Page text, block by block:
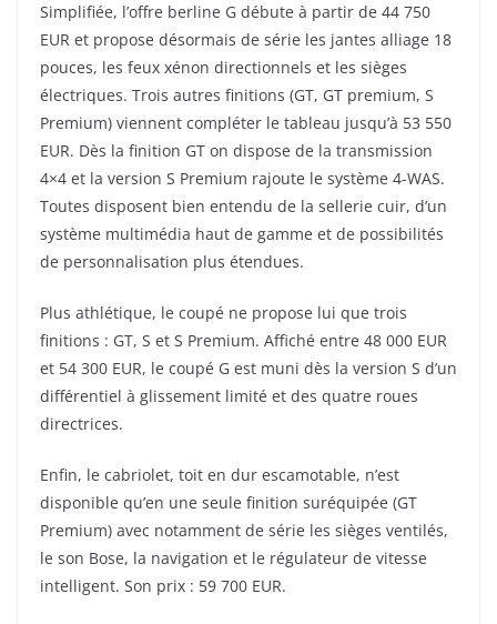
Simplifiée, l’offre berline G débute à partir de 44 750
EUR et propose désormais de série les jantes alliage 18
pouces, les feux xénon directionnels et les sièges
électriques. Trois autres finitions (GT, GT premium, S
Premium) viennent compléter le tableau jusqu’à 53 550
EUR. Dès la finition GT on dispose de la transmission
4×4 et la version S Premium rajoute le système 4-WAS.
Toutes disposent bien entendu de la sellerie cuir, d’un
système multimédia haut de gamme et de possibilités
de personnalisation plus étendues.
Plus athlétique, le coupé ne propose lui que trois
finitions : GT, S et S Premium. Affiché entre 48 000 EUR
et 54 300 EUR, le coupé G est muni dès la version S d’un
différentiel à glissement limité et des quatre roues
directrices.
Enfin, le cabriolet, toit en dur escamotable, n’est
disponible qu’en une seule finition suréquipée (GT
Premium) avec notamment de série les sièges ventilés,
le son Bose, la navigation et le régulateur de vitesse
intelligent. Son prix : 59 700 EUR.